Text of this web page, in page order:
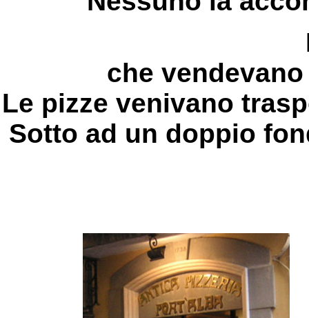
che
Le pizze venivano
Sotto ad un doppio